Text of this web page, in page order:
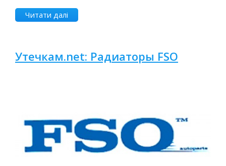
Читати далі
Утечкам.net: Радиаторы FSO